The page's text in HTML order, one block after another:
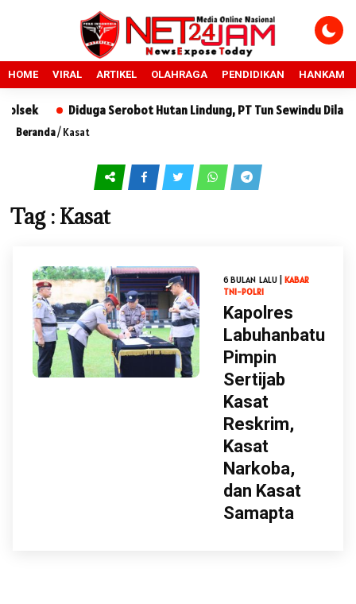
HOME VIRAL ARTIKEL OLAHRAGA PENDIDIKAN HANKAM
Diduga Serobot Hutan Lindung, PT Tun Sewindu
Beranda/Kasat
Tag : Kasat
6 BULAN LALU | KABAR
TNI-POLRI
Kapolres
Labuhanbatu
Pimpin
Sertijab
Kasat
Reskrim,
Kasat
Narkoba,
dan Kasat
Samapta